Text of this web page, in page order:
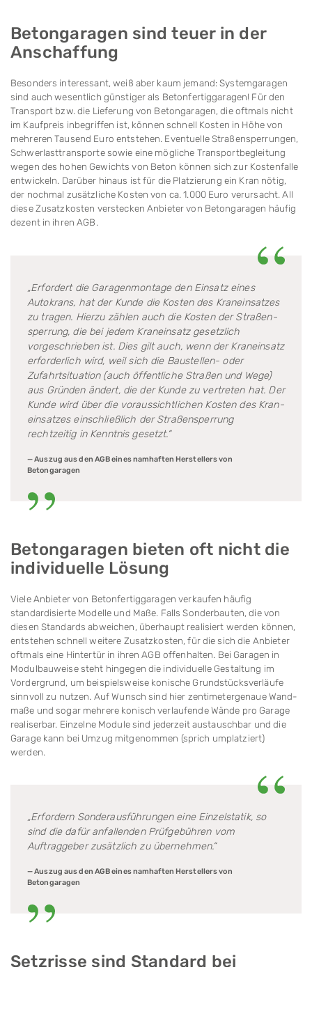
Betongaragen sind teuer in der
Anschaffung
Besonders interessant, weiß aber kaum jemand: System­garagen
sind auch wesentlich günstiger als Beton­fertig­garagen! Für den
Transport bzw. die Lieferung von Beton­garagen, die oftmals nicht
im Kaufpreis inbegriffen ist, können schnell Kosten in Höhe von
mehreren Tausend Euro entstehen. Even­tuelle Straßensperrungen,
Schwer­lasttransporte sowie eine mögliche Transportbegleitung
wegen des hohen Gewichts von Beton können sich zur Kosten­falle
entwickeln. Darüber hinaus ist für die Plat­zie­rung ein Kran nötig,
der nochmal zusätzliche Kosten von ca. 1.000 Euro verursacht. All
diese Zusatzkosten verste­cken Anbieter von Betongaragen häufig
dezent in ihren AGB.
„Erfordert die Garagenmontage den Einsatz eines
Autokrans, hat der Kunde die Kosten des Kraneinsatzes
zu tragen. Hier­zu zählen auch die Kosten der Straßen­
sperrung, die bei jedem Kraneinsatz ge­setz­lich
vorgeschrieben ist. Dies gilt auch, wenn der Kraneinsatz
erforderlich wird, weil sich die Baustellen- oder
Zufahrt­situation (auch öffentliche Straßen und Wege)
aus Gründen ändert, die der Kunde zu vertre­ten hat. Der
Kunde wird über die voraus­sicht­lichen Kosten des Kran­
ein­satzes einschließlich der Straßensperrung
rechtzeitig in Kenntnis gesetzt.“
— Auszug aus den AGB eines namhaften Herstellers von
Betongaragen
Betongaragen bieten oft nicht die
individuelle Lösung
Viele Anbieter von Betonfertiggaragen verkaufen häufig
standardisierte Modelle und Maße. Falls Sonderbauten, die von
diesen Standards abweichen, überhaupt realisiert werden können,
entstehen schnell weitere Zusatzkosten, für die sich die An­bieter
oftmals eine Hintertür in ihren AGB offen­halten. Bei Garagen in
Modulbauweise steht hin­gegen die individuelle Gestaltung im
Vordergrund, um beispielsweise konische Grundstücksverläufe
sinnvoll zu nutzen. Auf Wunsch sind hier zentimeter­genaue Wand­
maße und sogar mehrere konisch verlaufende Wände pro Garage
realiserbar. Einzelne Module sind jederzeit aus­tauschbar und die
Garage kann bei Umzug mitgenommen (sprich umplatziert)
werden.
„Erfordern Sonderausführungen eine Einzel­statik, so
sind die dafür anfallenden Prüf­gebühren vom
Auftraggeber zusätz­lich zu übernehmen.“
— Auszug aus den AGB eines namhaften Herstellers von
Betongaragen
Setzrisse sind Standard bei